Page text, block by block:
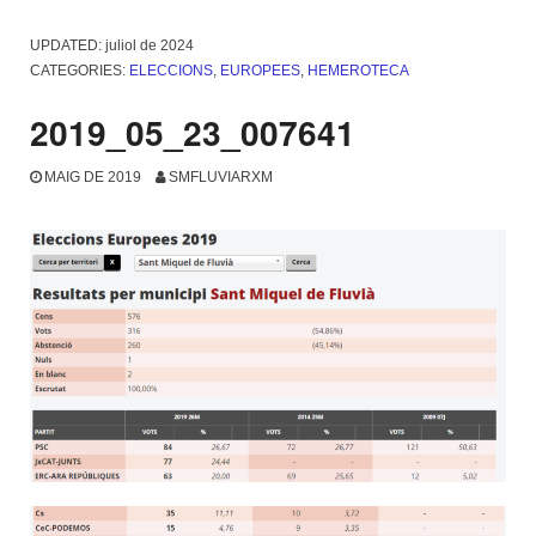
UPDATED: juliol de 2024
CATEGORIES: ELECCIONS, EUROPEES, HEMEROTECA
2019_05_23_007641
MAIG DE 2019 SMFLUVIARXM